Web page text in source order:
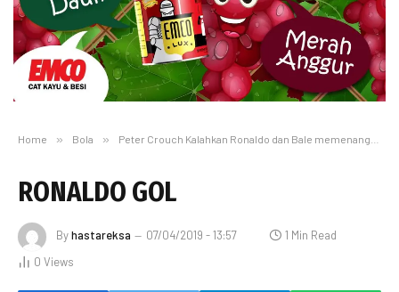
Home » Bola » Peter Crouch Kalahkan Ronaldo dan Bale memenangkan Gol Akrobatik versi UEFA
RONALDO GOL
Byhastareksa 07/04/2019 - 13:57
1 Min Read
0 Views